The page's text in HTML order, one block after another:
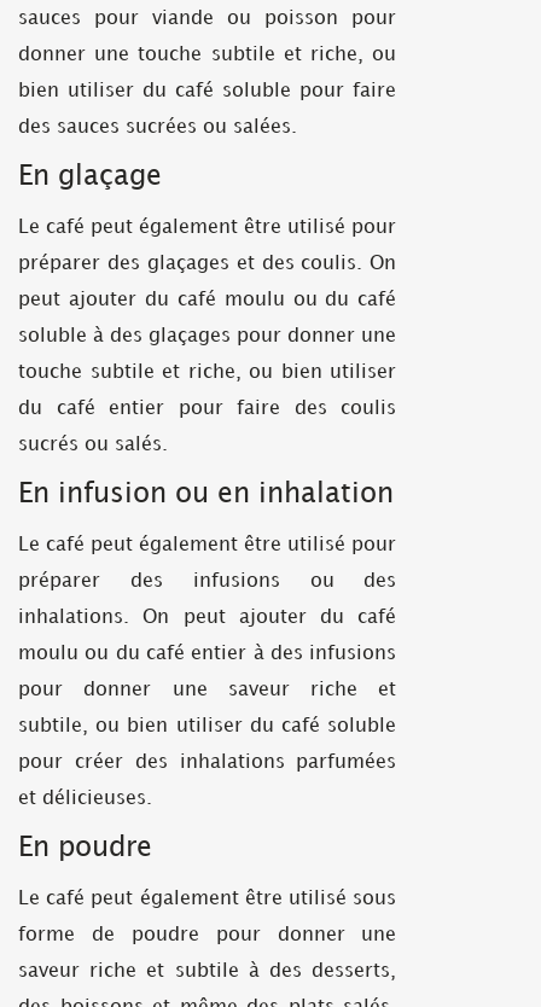
sauces pour viande ou poisson pour
donner une touche subtile et riche, ou
bien utiliser du café soluble pour faire
des sauces sucrées ou salées.
En glaçage
Le café peut également être utilisé pour
préparer des glaçages et des coulis. On
peut ajouter du café moulu ou du café
soluble à des glaçages pour donner une
touche subtile et riche, ou bien utiliser
du café entier pour faire des coulis
sucrés ou salés.
En infusion ou en inhalation
Le café peut également être utilisé pour
préparer des infusions ou des
inhalations. On peut ajouter du café
moulu ou du café entier à des infusions
pour donner une saveur riche et
subtile, ou bien utiliser du café soluble
pour créer des inhalations parfumées
et délicieuses.
En poudre
Le café peut également être utilisé sous
forme de poudre pour donner une
saveur riche et subtile à des desserts,